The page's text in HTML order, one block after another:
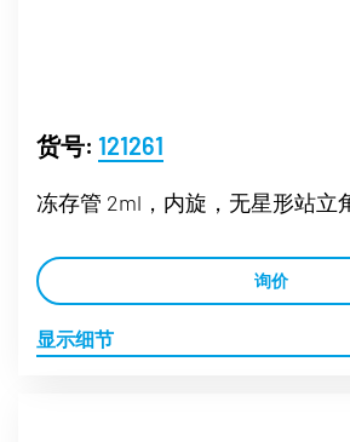
货号: 121261
冻存管 2ml，内旋，无星形站立
询价
显示细节